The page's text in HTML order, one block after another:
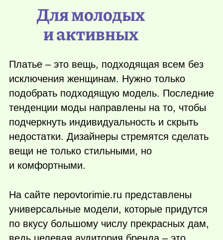
Для молодых
и активных
Платье – это вещь, подходящая всем без
исключения женщинам. Нужно только
подобрать подходящую модель. Последние
тенденции моды направлены на то, чтобы
подчеркнуть индивидуальность и скрыть
недостатки. Дизайнеры стремятся сделать
вещи не только стильными, но
и комфортными.
На сайте nepovtorimie.ru представлены
универсальные модели, которые придутся
по вкусу большому числу прекрасных дам,